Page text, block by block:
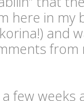
here in my
and
few weeks